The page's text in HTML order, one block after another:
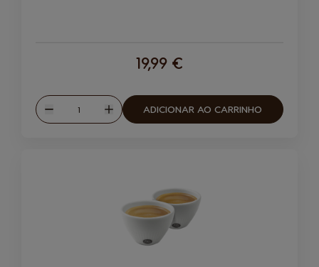
19,99 €
Reduzir
Quantidade
Aumentar
ADICIONAR AO CARRINHO